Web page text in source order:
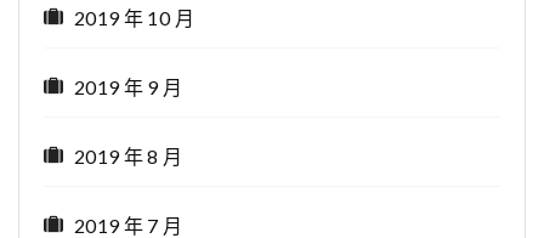
2019 年 10 月
2019 年 9 月
2019 年 8 月
2019 年 7 月